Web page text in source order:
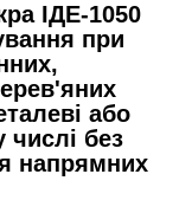
ІДЕ-1050
при
або
числі без
напрямних